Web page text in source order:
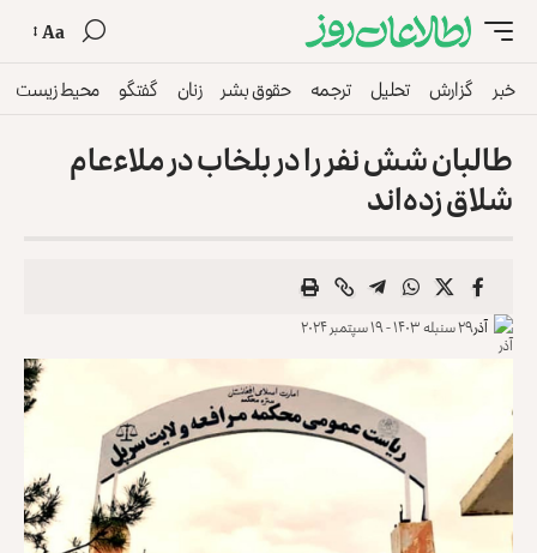
Aa
خبر گزارش تحلیل ترجمه حقوق بشر زنان گفتگو محیط زیست
طالبان شش نفر را در بلخاب در ملاءعام
شلاق زده‌اند
آذر۲۹ سنبله ۱۴۰۳ - ۱۹ سپتمبر ۲۰۲۴